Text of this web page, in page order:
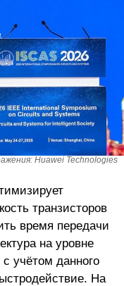
Huawei Technologies
транзисторов
время передачи
на уровне
учётом данного
На